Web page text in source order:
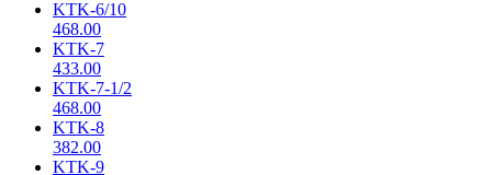
KTK-6/10
468.00
KTK-7
433.00
KTK-7-1/2
468.00
KTK-8
382.00
KTK-9